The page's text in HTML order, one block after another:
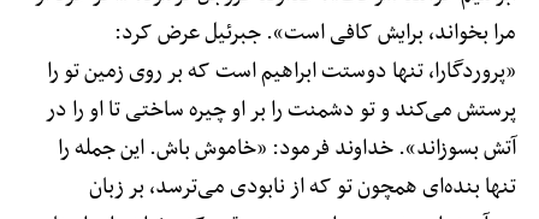
مرا بخواند، برایش کافی است». جبرئیل عرض کرد:
«پروردگارا، تنها دوستت ابراهیم است که بر روی زمین تو را
پرستش می‌کند و تو دشمنت را بر او چیره ساختی تا او را در
آتش بسوزاند». خداوند فرمود: «خاموش باش. این جمله را
تنها بنده‌ای همچون تو که از نابودی می‌ترسد، بر زبان